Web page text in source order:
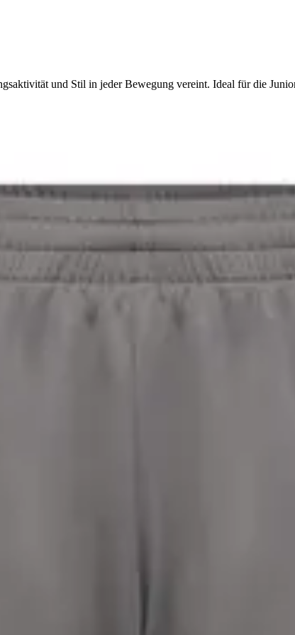
und Stil in jeder Bewegung vereint. Ideal für die